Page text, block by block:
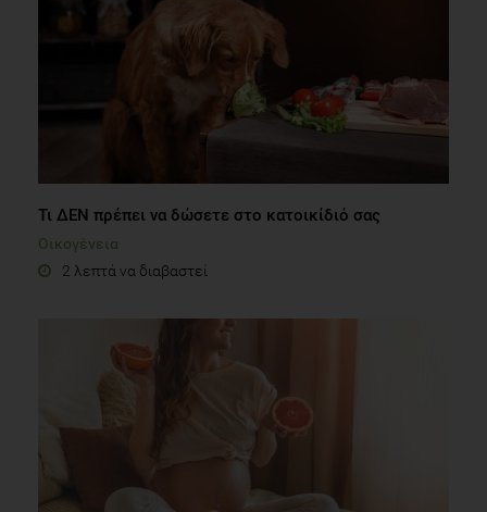
Τι ΔΕΝ πρέπει να δώσετε στο κατοικίδιό σας
Οικογένεια
2 λεπτά να διαβαστεί